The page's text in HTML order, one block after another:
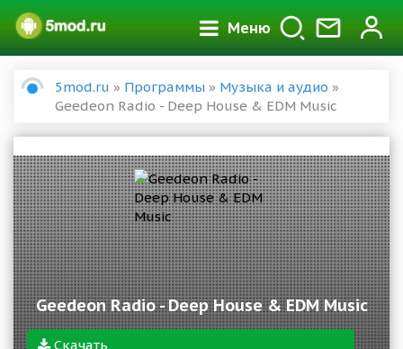
Меню
5mod.ru » Программы » Музыка и аудио »
Geedeon Radio - Deep House & EDM Music
Geedeon Radio - Deep House & EDM Music
Скачать